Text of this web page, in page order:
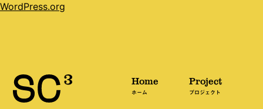
WordPress.org
Home
ホーム
Project
プロジェクト